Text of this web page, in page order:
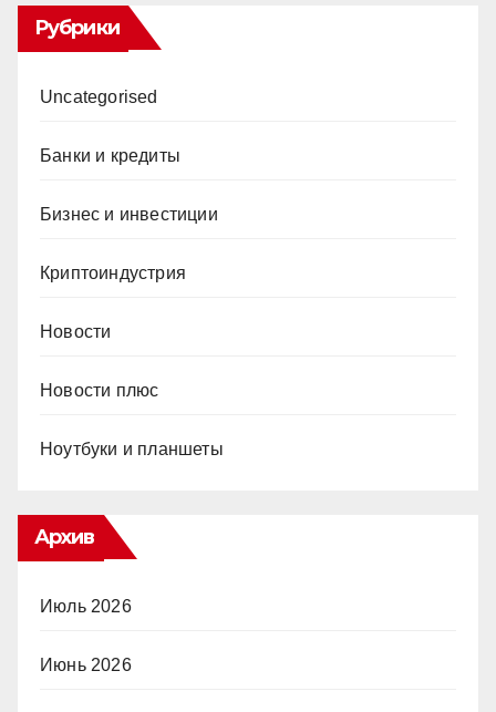
Рубрики
Uncategorised
Банки и кредиты
Бизнес и инвестиции
Криптоиндустрия
Новости
Новости плюс
Ноутбуки и планшеты
Архив
Июль 2026
Июнь 2026